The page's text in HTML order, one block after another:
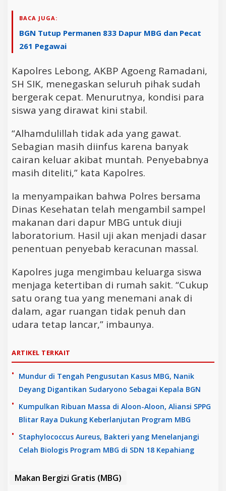
BACA JUGA:
BGN Tutup Permanen 833 Dapur MBG dan Pecat
261 Pegawai
Kapolres Lebong, AKBP Agoeng Ramadani,
SH SIK, menegaskan seluruh pihak sudah
bergerak cepat. Menurutnya, kondisi para
siswa yang dirawat kini stabil.
“Alhamdulillah tidak ada yang gawat.
Sebagian masih diinfus karena banyak
cairan keluar akibat muntah. Penyebabnya
masih diteliti,” kata Kapolres.
Ia menyampaikan bahwa Polres bersama
Dinas Kesehatan telah mengambil sampel
makanan dari dapur MBG untuk diuji
laboratorium. Hasil uji akan menjadi dasar
penentuan penyebab keracunan massal.
Kapolres juga mengimbau keluarga siswa
menjaga ketertiban di rumah sakit. “Cukup
satu orang tua yang menemani anak di
dalam, agar ruangan tidak penuh dan
udara tetap lancar,” imbaunya.
ARTIKEL TERKAIT
Mundur di Tengah Pengusutan Kasus MBG, Nanik
Deyang Digantikan Sudaryono Sebagai Kepala BGN
Kumpulkan Ribuan Massa di Aloon-Aloon, Aliansi SPPG
Blitar Raya Dukung Keberlanjutan Program MBG
Staphylococcus Aureus, Bakteri yang Menelanjangi
Celah Biologis Program MBG di SDN 18 Kepahiang
Makan Bergizi Gratis (MBG)